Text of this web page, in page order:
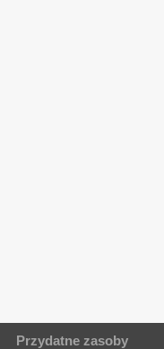
Przydatne zasoby